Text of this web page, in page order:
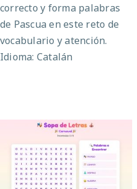
correcto y forma palabras
de Pascua en este reto de
vocabulario y atención.
Idioma: Catalán
Sopa de letras